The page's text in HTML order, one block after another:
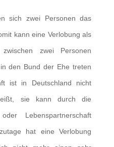
sich zwei Personen das
kann eine Verlobung als
zwei Personen
den Bund der Ehe treten
ist in Deutschland nicht
sie kann durch die
Lebenspartnerschaft
hat eine Verlobung